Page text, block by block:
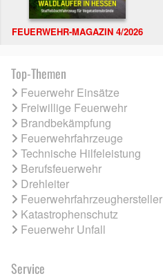
FEUERWEHR-MAGAZIN 4/2026
Top-Themen
Feuerwehr Einsätze
Freiwillige Feuerwehr
Brandbekämpfung
Feuerwehrfahrzeuge
Technische Hilfeleistung
Berufsfeuerwehr
Drehleiter
Feuerwehrfahrzeughersteller
Katastrophenschutz
Feuerwehr Unfall
Service